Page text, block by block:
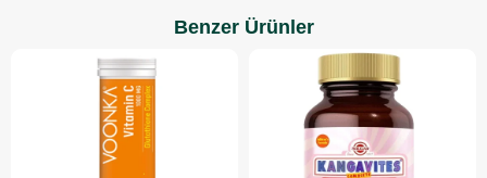
Benzer Ürünler